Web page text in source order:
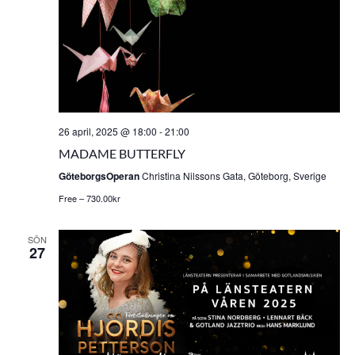
26 april, 2025 @ 18:00 -21:00
MADAME BUTTERFLY
GöteborgsOperanChristina Nilssons Gata, Göteborg, Sverige
Free – 730.00kr
SÖN
27